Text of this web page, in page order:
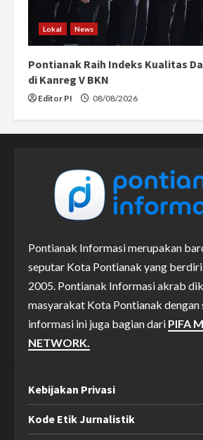
Lokal News
Pontianak Raih Indeks Kualitas
di Kanreg V BKN
Editor PI 08/08/2026
Pontianak Informasi merupakan
seputar Kota Pontianak yang
2005. Pontianak Informasi akrab
masyarakat Kota Pontianak dengan
informasi ini juga bagian dari PIFA
NETWORK.
Kebijakan Privasi
Kode Etik Jurnalistik